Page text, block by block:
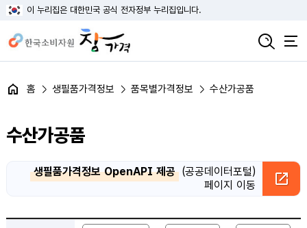
이 누리집은 대한민국 공식 전자정부 누리집입니다.
홈 생필품가격정보 품목별가격정보 수산가공품
수산가공품
생필품가격정보 OpenAPI 제공 (공공데이터포털)
페이지 이동